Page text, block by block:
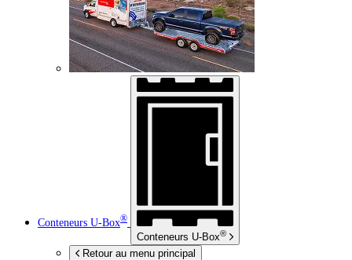
Conteneurs U-Box®
Conteneurs U-Box®
Retour au menu principal